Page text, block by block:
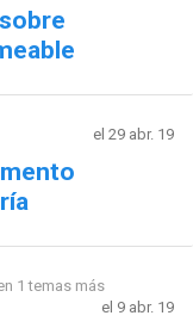
el 29 abr. 19
1 temas más
el 9 abr. 19